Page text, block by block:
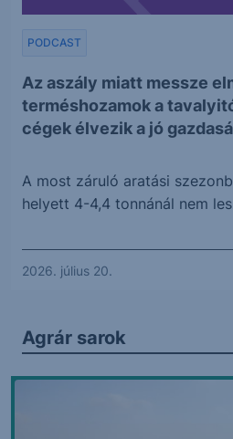
Az aszály miatt messze
terméshozamok a
cégek élvezik a jó
PODCAST
A most záruló aratási
helyett 4-4,4 tonnánál nem
2026. július 20.
Agrár sarok